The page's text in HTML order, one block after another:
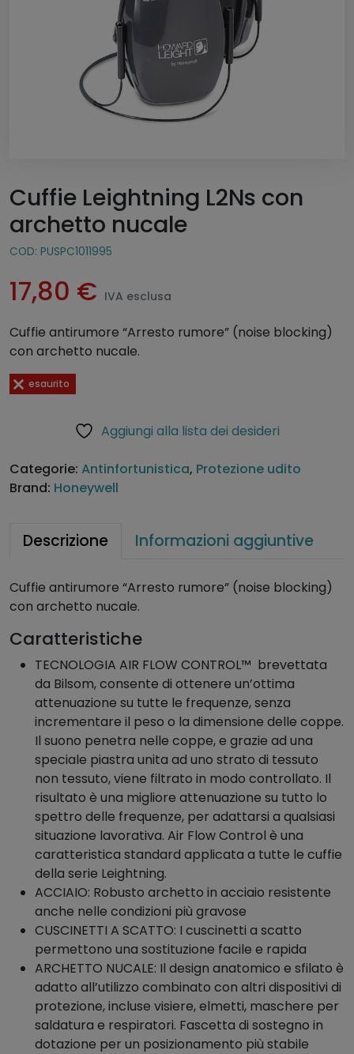
Cuffie Leightning L2Ns con
archetto nucale
COD: PUSPC1011995
17,80 € IVA esclusa
Cuffie antirumore “Arresto rumore” (noise blocking)
con archetto nucale.
esaurito
Aggiungi alla lista dei desideri
Categorie: Antinfortunistica, Protezione udito
Brand: Honeywell
Descrizione Informazioni aggiuntive
Cuffie antirumore “Arresto rumore” (noise blocking)
con archetto nucale.
Caratteristiche
TECNOLOGIA AIR FLOW CONTROL™ brevettata
da Bilsom, consente di ottenere un’ottima
attenuazione su tutte le frequenze, senza
incrementare il peso o la dimensione delle coppe.
Il suono penetra nelle coppe, e grazie ad una
speciale piastra unita ad uno strato di tessuto
non tessuto, viene filtrato in modo controllato. Il
risultato è una migliore attenuazione su tutto lo
spettro delle frequenze, per adattarsi a qualsiasi
situazione lavorativa. Air Flow Control è una
caratteristica standard applicata a tutte le cuffie
della serie Leightning.
ACCIAIO: Robusto archetto in acciaio resistente
anche nelle condizioni più gravose
CUSCINETTI A SCATTO: I cuscinetti a scatto
permettono una sostituzione facile e rapida
ARCHETTO NUCALE: Il design anatomico e sfilato è
adatto all’utilizzo combinato con altri dispositivi di
protezione, incluse visiere, elmetti, maschere per
saldatura e respiratori. Fascetta di sostegno in
dotazione per un posizionamento più stabile